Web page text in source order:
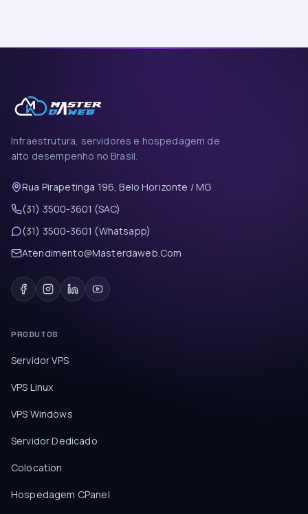
Infraestrutura, servidores e hospedagem de
alto desempenho no Brasil.
Rua Pirapetinga 196, Belo Horizonte / MG
(31) 3500-3601 (SAC)
(31) 3500-3601 (Whatsapp)
Atendimento@Masterdaweb.Com
PRODUTOS
Servidor VPS
VPS Linux
VPS Windows
Servidor Dedicado
Colocation
Hospedagem CPanel